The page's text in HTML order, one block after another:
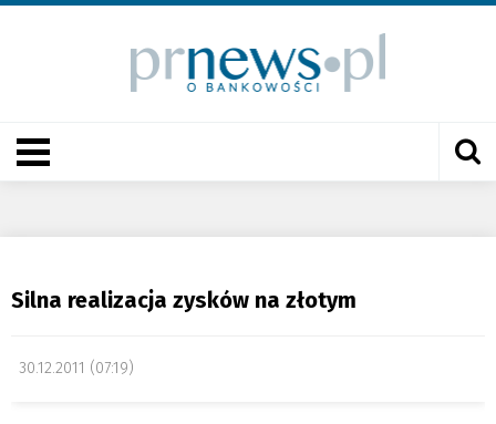
Silna realizacja zysków na złotym
30.12.2011 (07:19)